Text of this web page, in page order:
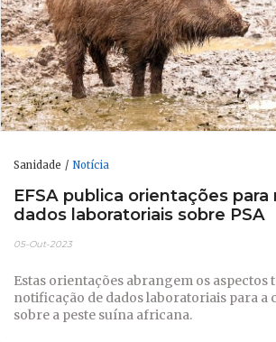
Sanidade Notícia
EFSA publica orientações
dados laboratoriais sobre PSA
05-Out-2023
Estas orientações abrangem os aspectos
notificação de dados laboratoriais para a
sobre a peste suína africana.